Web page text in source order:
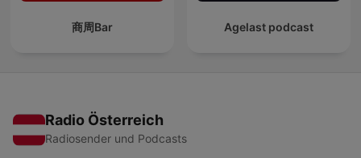
商周Bar Agelast podcast
Radio Österreich
Radiosender und Podcasts